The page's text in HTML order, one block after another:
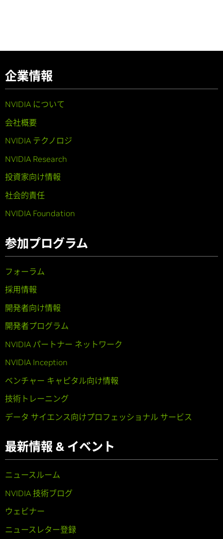
企業情報
NVIDIA について
会社概要
NVIDIA テクノロジ
NVIDIA Research
投資家向け情報
社会的責任
NVIDIA Foundation
参加プログラム
フォーラム
採用情報
開発者向け情報
開発者プログラム
NVIDIA パートナー ネットワーク
NVIDIA Inception
ベンチャー キャピタル向け情報
技術トレーニング
データ サイエンス向けプロフェッショナル サービス
最新情報 & イベント
ニュースルーム
NVIDIA 技術ブログ
ウェビナー
ニュースレター登録